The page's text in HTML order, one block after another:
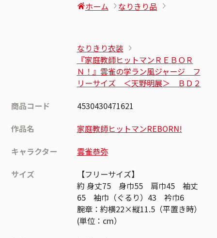
ホーム なりきり品
なりきり衣装
『家庭教師ヒットマンＲＥＢＯＲ
Ｎ！』雲雀の学ラン風ジャージ フ
リーサイズ ＜天野明展＞ ＢＤ２
商品コード
4530430471621
作品名
家庭教師ヒットマンREBORN!
キャラクター
雲雀恭弥
サイズ
【フリーサイズ】
約 身丈75 身巾55 肩巾45 袖丈
65 袖巾（ぐるり）43 衿巾6
腕章：約横22×縦11.5（平置き時）
(単位：cm）